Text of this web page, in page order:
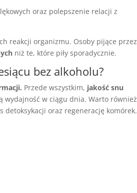
oraz polepszenie relacji z
reakcji organizmu. Osoby pijące przez
niż te, które piły sporadycznie.
bez alkoholu?
Przede wszystkim, jakość snu
wydajność w ciągu dnia. Warto również
detoksykacji oraz regenerację komórek.